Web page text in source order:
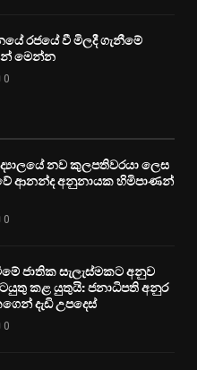
රජයේ වී මිලදී ගැනීමේ
මෙන්න
0
නව කුලපතිවරයා ලෙස
ආනන්ද අනුනායක හිමිපාණන්
0
ජාතික සැලැස්මකට අනුව
කළ යුතුයි: ජනාධිපති අනුර
දැඩි උපදෙස්
0